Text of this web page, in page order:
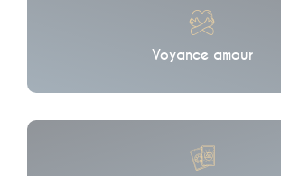
Voyance amour